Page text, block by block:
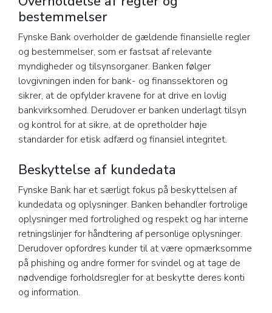
bestemmelser
Fynske Bank overholder de gældende finansielle regler
og bestemmelser, som er fastsat af relevante
myndigheder og tilsynsorganer. Banken følger
lovgivningen inden for bank- og finanssektoren og
sikrer, at de opfylder kravene for at drive en lovlig
bankvirksomhed. Derudover er banken underlagt tilsyn
og kontrol for at sikre, at de opretholder høje
standarder for etisk adfærd og finansiel integritet.
Beskyttelse af kundedata
Fynske Bank har et særligt fokus på beskyttelsen af
kundedata og oplysninger. Banken behandler fortrolige
oplysninger med fortrolighed og respekt og har interne
retningslinjer for håndtering af personlige oplysninger.
Derudover opfordres kunder til at være opmærksomme
på phishing og andre former for svindel og at tage de
nødvendige forholdsregler for at beskytte deres konti
og information.